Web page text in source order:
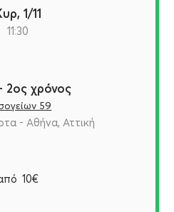
Κυρ, 1/11
11:30
2ος χρόνος
59
- Αθήνα, Αττική
10€